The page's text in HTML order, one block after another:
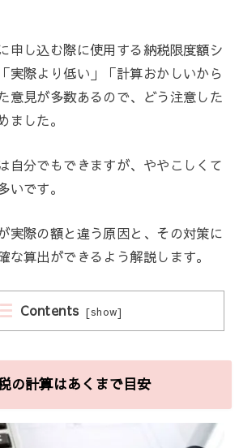
申し込む際に使用する納税限度額シ
実際より低い」「計算おかしいから
意見が多数あるので、どう注意した
ました。
自分でもできますが、ややこしくて
いです。
実際の額と違う原因と、その対策に
な算出ができるよう解説します。
Contents [show]
の計算はあくまで目安